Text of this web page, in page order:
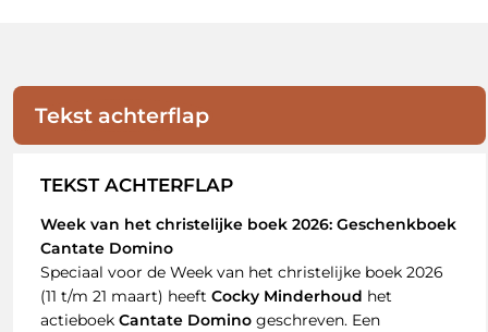
Tekst achterflap
TEKST ACHTERFLAP
Week van het christelijke boek 2026: Geschenkboek
Cantate Domino
Speciaal voor de Week van het christelijke boek 2026
(11 t/m 21 maart) heeft Cocky Minderhoud het
actieboek Cantate Domino geschreven. Een